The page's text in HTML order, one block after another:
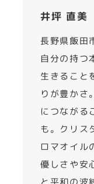
井坪 直美
長野県飯田
自分の持つ
生きること
りが豊かさ
につながる
も。クリス
ロマオイル
優しさや安